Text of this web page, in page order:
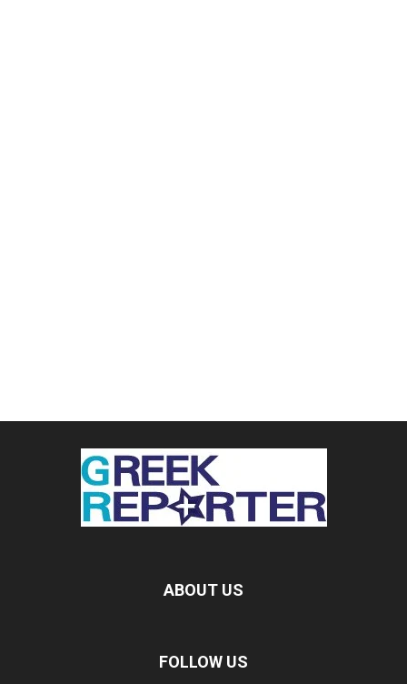
ABOUT US
FOLLOW US